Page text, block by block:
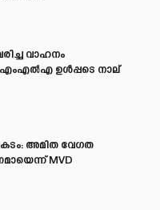
വാഹനം
എംഎല്‍എ ഉള്‍പ്പടെ നാല്
അമിത വേഗത
MVD